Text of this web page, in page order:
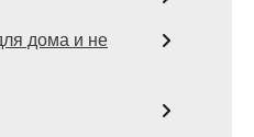
дома и не